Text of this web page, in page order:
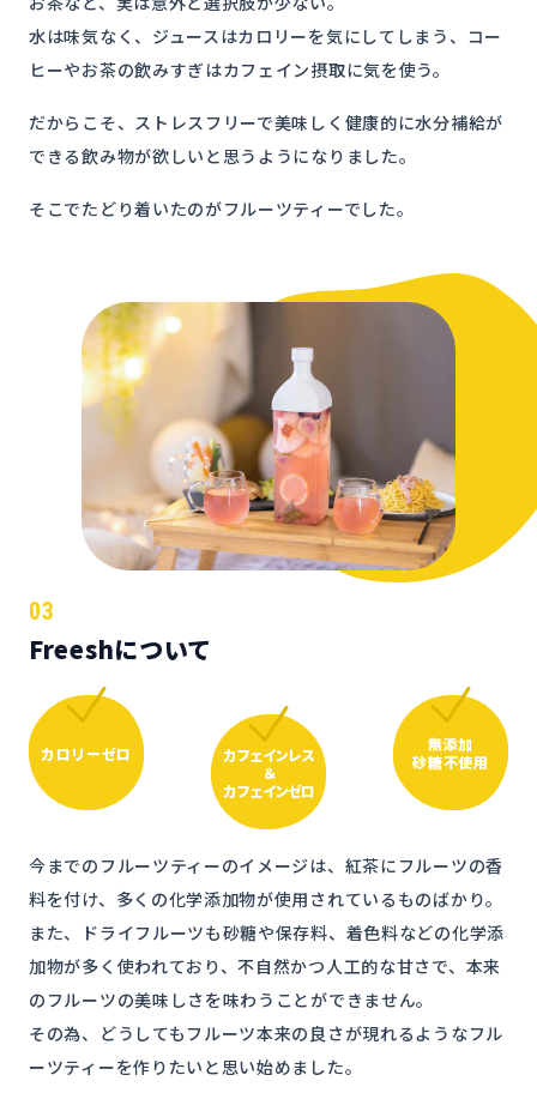
水は味気なく、ジュースはカロリーを気にしてしまう、コー
ヒーやお茶の飲みすぎはカフェイン摂取に気を使う。
だからこそ、ストレスフリーで美味しく健康的に水分補給が
できる飲み物が欲しいと思うようになりました。
そこでたどり着いたのがフルーツティーでした。
03
Freeshについて
カロリーゼロ
カフェインレス
＆
カフェインゼロ
無添加
砂糖不使用
今までのフルーツティーのイメージは、紅茶にフルーツの香
料を付け、多くの化学添加物が使用されているものばかり。
また、ドライフルーツも砂糖や保存料、着色料などの化学添
加物が多く使われており、不自然かつ人工的な甘さで、本来
のフルーツの美味しさを味わうことができません。
その為、どうしてもフルーツ本来の良さが現れるようなフル
ーツティーを作りたいと思い始めました。